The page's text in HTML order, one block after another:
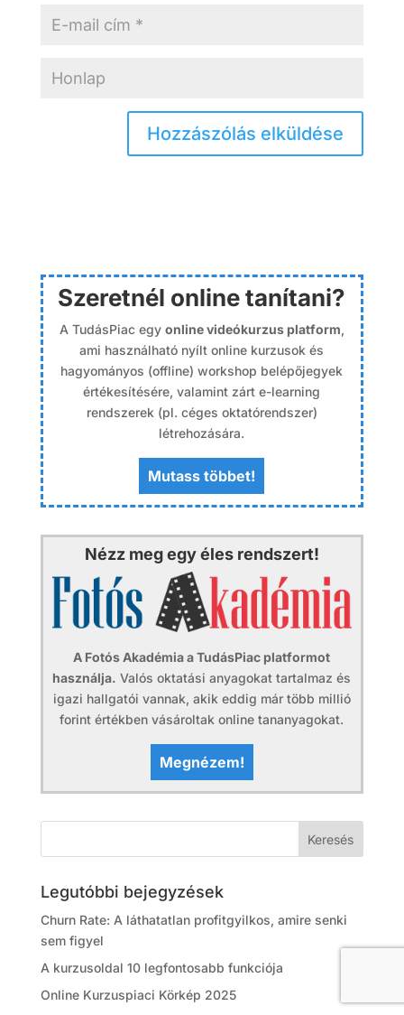
Szeretnél online tanítani?
A TudásPiac egy online videókurzus platform,
ami használható nyílt online kurzusok és
hagyományos (offline) workshop belépőjegyek
értékesítésére, valamint zárt e-learning
rendszerek (pl. céges oktatórendszer)
létrehozására.
Mutass többet!
Nézz meg egy éles rendszert!
A Fotós Akadémia a TudásPiac platformot
használja. Valós oktatási anyagokat tartalmaz és
igazi hallgatói vannak, akik eddig már több millió
forint értékben vásároltak online tananyagokat.
Megnézem!
Legutóbbi bejegyzések
Churn Rate: A láthatatlan profitgyilkos, amire senki
sem figyel
A kurzusoldal 10 legfontosabb funkciója
Online Kurzuspiaci Körkép 2025